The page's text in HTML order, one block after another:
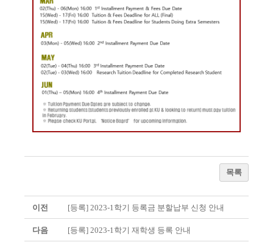
목록
이전 [등록] 2023-1학기 등록금 분할납부 신청 안내
다음 [등록] 2023-1학기 재학생 등록 안내